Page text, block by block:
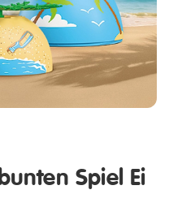
Spiel Ei